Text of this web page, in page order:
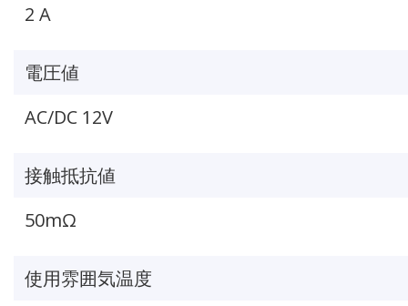
2 A
電圧値
AC/DC 12V
接触抵抗値
50mΩ
使用雰囲気温度